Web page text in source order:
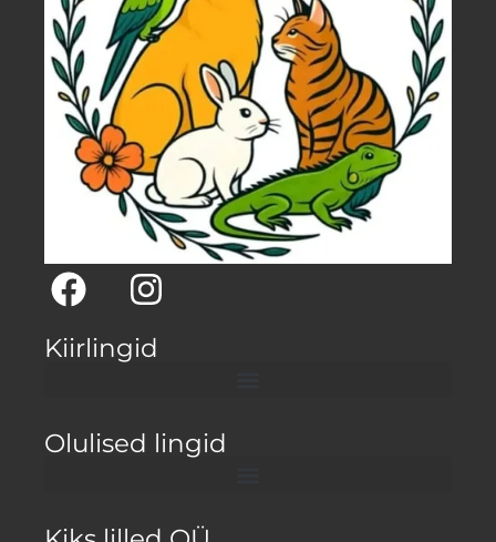
Kiirlingid
Olulised lingid